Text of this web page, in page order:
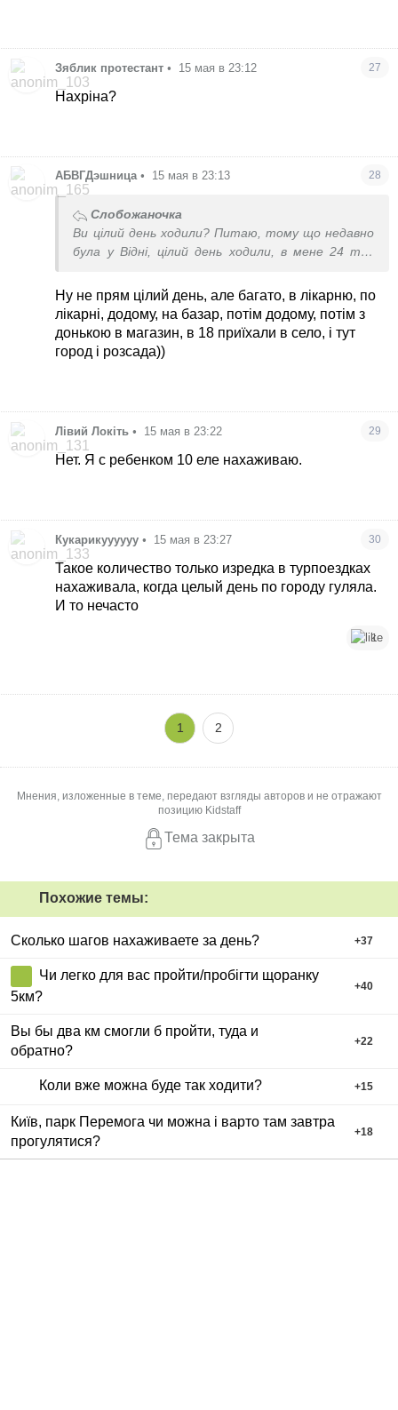
Зяблик протестант • 15 мая в 23:12 27
Нахріна?
АБВГДэшница • 15 мая в 23:13 28
Слобожаночка
Ви цілий день ходили? Питаю, тому що недавно
була у Відні, цілий день ходили, в мене 24 тис
Ну не прям цілий день, але багато, в лікарню, по
лікарні, додому, на базар, потім додому, потім з
донькою в магазин, в 18 приїхали в село, і тут
город і розсада))
Лівий Локіть • 15 мая в 23:22 29
Нет. Я с ребенком 10 еле нахаживаю.
Кукарикуууууу • 15 мая в 23:27 30
Такое количество только изредка в турпоездках
нахаживала, когда целый день по городу гуляла.
И то нечасто
1
1 2
Мнения, изложенные в теме, передают взгляды авторов и не отражают
позицию Kidstaff
Тема закрыта
Похожие темы:
Сколько шагов нахаживаете за день? +37
Чи легко для вас пройти/пробігти щоранку
5км?
+40
Вы бы два км смогли б пройти, туда и
обратно?
+22
Коли вже можна буде так ходити? +15
Київ, парк Перемога чи можна і варто там завтра
прогулятися?
+18